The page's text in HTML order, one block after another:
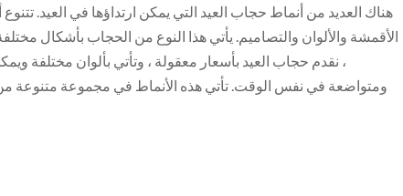
هناك العديد من أنماط حجاب العيد التي يمكن ارتداؤها في العيد.
الأقمشة والألوان والتصاميم. يأتي هذا النوع من الحجاب بأشكال
، نقدم حجاب العيد بأسعار معقولة ، وتأتي بألوان مختلفة
ومتواضعة في نفس الوقت. تأتي هذه الأنماط في مجموعة متنوعة من